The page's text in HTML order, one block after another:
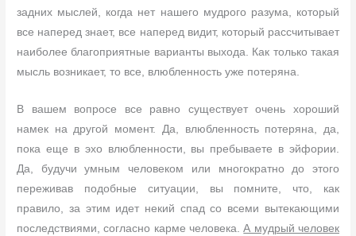
задних мыслей, когда нет нашего мудрого разума, который
все наперед знает, все наперед видит, который рассчитывает
наиболее благоприятные варианты выхода. Как только такая
мысль возникает, то все, влюбленность уже потеряна.
В вашем вопросе все равно существует очень хороший
намек на другой момент. Да, влюбленность потеряна, да,
пока еще в эхо влюбленности, вы пребываете в эйфории.
Да, будучи умным человеком или многократно до этого
переживав подобные ситуации, вы помните, что, как
правило, за этим идет некий спад со всеми вытекающими
последствиями, согласно карме человека.А мудрый человек